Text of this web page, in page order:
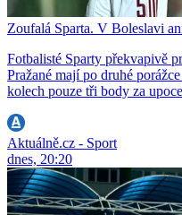
Zoufalá Sparta. V Boleslavi
Fotbalisté Sparty překvapivě
Pražané mají po druhé
kolech pouze tři body za
Aktuálně.cz - Sport
dnes, 20:20